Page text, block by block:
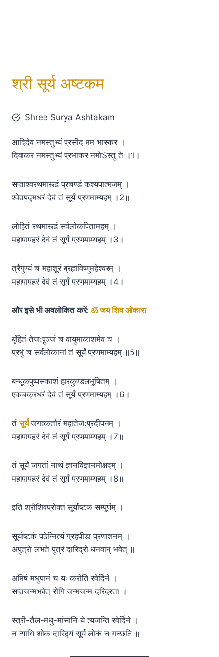
श्री सूर्य अष्टकम
Shree Surya Ashtakam
आदिदेव नमस्तुभ्यं प्रसीद मम भास्कर ।
दिवाकर नमस्तुभ्यं प्रभाकर नमोSस्तु ते ॥1॥
सप्ताश्वरथमारूढं प्रचण्डं कश्यपात्मजम् ।
श्वेतपद्मधरं देवं तं सूर्यं प्रणमाम्यहम् ॥2॥
लोहितं रथमारूढं सर्वलोकपितामहम् ।
महापापहरं देवं तं सूर्यं प्रणमाम्यहम् ॥3॥
त्रैगुण्यं च महाशूरं ब्रह्मविष्णुमहेश्वरम् ।
महापापहरं देवं तं सूर्यं प्रणमाम्यहम् ॥4॥
और इसे भी अवलोकित करें: ॐ जय शिव ओंकारा
बृंहितं तेज:पु़ञ्जं च वायुमाकाशमेव च ।
प्रभुं च सर्वलोकानां तं सूर्यं प्रणमाम्यहम् ॥5॥
बन्धूकपुष्पसंकाशं हारकुण्डलभूषितम् ।
एकचक्रधरं देवं तं सूर्यं प्रणमाम्यहम् ॥6॥
तंसूर्यंजगत्कर्तारं महातेज:प्रदीपनम् ।
महापापहरं देवं तं सूर्यं प्रणमाम्यहम् ॥7॥
तं सूर्यं जगतां नाथं ज्ञानविज्ञानमोक्षदम् ।
महापापहरं देवं तं सूर्यं प्रणमाम्यहम् ॥8॥
इति श्रीशिवप्रोक्तं सूर्याष्टकं सम्पूर्णम् ।
सूर्याष्टकं पठेन्नित्यं ग्रहपीडा प्रणाशनम् ।
अपुत्रो लभते पुत्रं दारिद्रो धनवान् भवेत् ॥
अमिषं मधुपानं च यः करोति रवेर्दिने ।
सप्तजन्मभवेत् रोगि जन्मजन्म दरिद्रता ॥
स्त्री-तैल-मधु-मांसानि ये त्यजन्ति रवेर्दिने ।
न व्याधि शोक दारिद्र्यं सूर्य लोकं च गच्छति ॥